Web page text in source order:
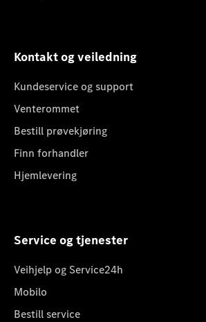
Kontakt og veiledning
Kundeservice og support
Venterommet
Bestill prøvekjøring
Finn forhandler
Hjemlevering
Service og tjenester
Veihjelp og Service24h
Mobilo
Bestill service